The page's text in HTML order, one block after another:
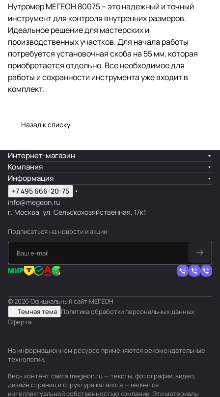
Нутромер МЕГЕОН 80075 – это надежный и точный
инструмент для контроля внутренних размеров.
Идеальное решение для мастерских и
производственных участков. Для начала работы
потребуется установочная скоба на 55 мм, которая
приобретается отдельно. Все необходимое для
работы и сохранности инструмента уже входит в
комплект.
Назад к списку
Интернет-магазин
Компания
Информация
+7 495 666-20-75
info@megeon.ru
г. Москва, ул. Сельскохозяйственная, 17к1
Подписаться на новости и акции
© 2026 Официальный сайт МЕГЕОН
Темная тема Политика обработки персональных данных
Оферта
На информационном ресурсе применяются рекомендательные
технологии.
Весь контент сайта megeon.ru — тексты, фотографии, видео,
дизайн страниц и структура каталога — является
интеллектуальной собственностью компании. Эти материалы